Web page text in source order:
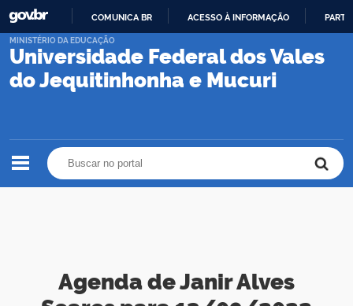
PARA
CONTEÚDO
COMUNICA BR ACESSO À INFORMAÇÃO
Universidade Federal dos Vales
do Jequitinhonha e Mucuri
MINISTÉRIO DA EDUCAÇÃO
Agenda de Janir Alves